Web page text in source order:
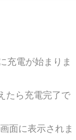
充電が始まりま
たら充電完了で
面に表示されま